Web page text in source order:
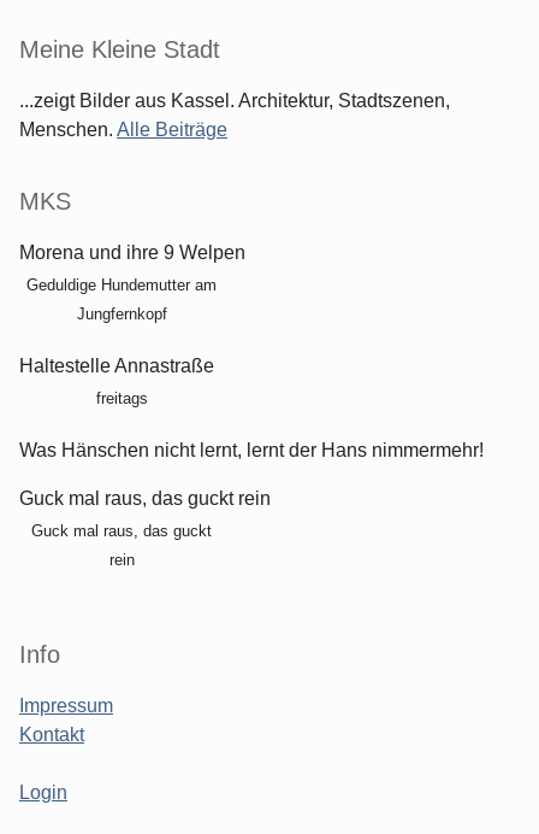
Meine Kleine Stadt
...zeigt Bilder aus Kassel. Architektur, Stadtszenen,
Menschen. Alle Beiträge
MKS
Morena und ihre 9 Welpen
Geduldige Hundemutter am
Jungfernkopf
Haltestelle Annastraße
freitags
Was Hänschen nicht lernt, lernt der Hans nimmermehr!
Guck mal raus, das guckt rein
Guck mal raus, das guckt
rein
Info
Impressum
Kontakt
Login